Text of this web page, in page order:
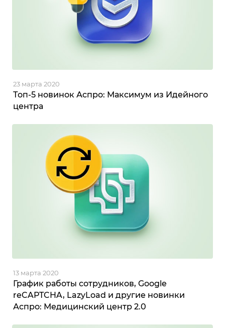
Топ-5 новинок Аспро: Максимум из Идейного
центра
23 марта 2020
График работы сотрудников, Google
reCAPTCHA, LazyLoad и другие новинки
Аспро: Медицинский центр 2.0
13 марта 2020